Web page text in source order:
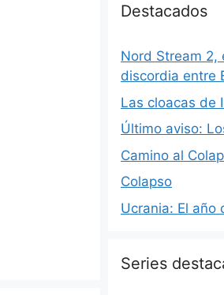
Destacados
Nord Stream 2,
discordia entre
Las cloacas de
Último aviso:
Camino al
Colapso
Ucrania: El año
Series